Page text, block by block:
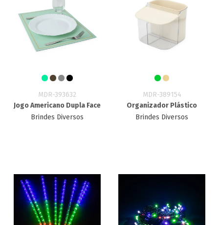
MDR-393632
Jogo Americano Dupla Face
Brindes Diversos
MDR-389154
Organizador Plástico
Brindes Diversos